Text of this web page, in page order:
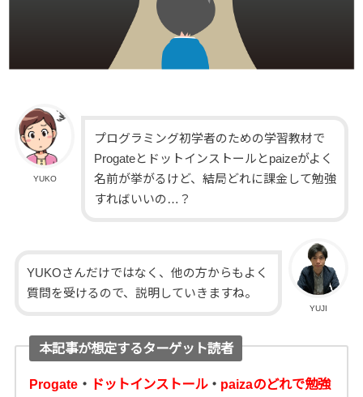
YUKO
プログラミング初学者のための学習教材で
Progateとドットインストールとpaizeがよく
名前が挙がるけど、結局どれに課金して勉強
すればいいの…？
YUJI
YUKOさんだけではなく、他の方からもよく
質問を受けるので、説明していきますね。
本記事が想定するターゲット読者
Progate ・ ドットインストール・ paizaのどれで勉強